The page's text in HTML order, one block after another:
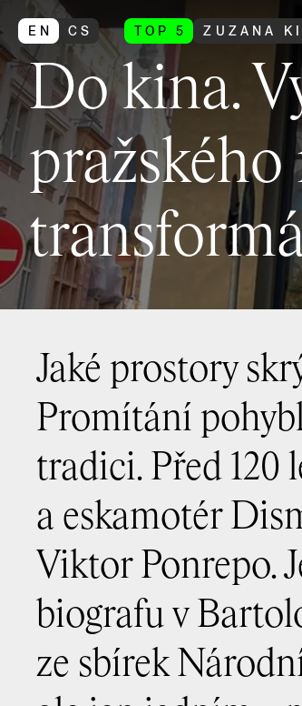
EN CS TOP 5 ZUZANA
Do kina.
Jaké prostory
Promítání
tradici. Před 120
a eskamotér
Viktor Ponrepo.
biografu v
ze sbírek